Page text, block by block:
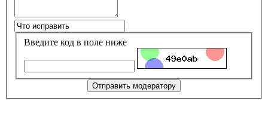
Введите код в поле ниже
Отправить модератору